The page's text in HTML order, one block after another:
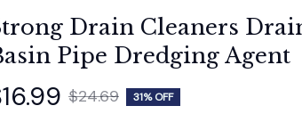
Drain Cleaners
Pipe Dredging Agent
$24.69 31% OFF